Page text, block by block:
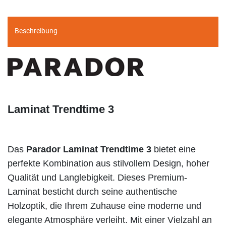
Beschreibung
Laminat Trendtime 3
Das Parador Laminat Trendtime 3 bietet eine
perfekte Kombination aus stilvollem Design, hoher
Qualität und Langlebigkeit. Dieses Premium-
Laminat besticht durch seine authentische
Holzoptik, die Ihrem Zuhause eine moderne und
elegante Atmosphäre verleiht. Mit einer Vielzahl an